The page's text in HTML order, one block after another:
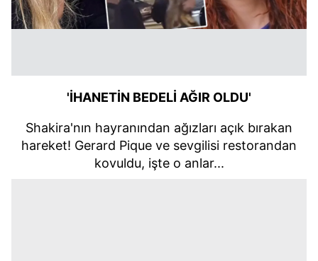
'İHANETİN BEDELİ AĞIR OLDU'
Shakira'nın hayranından ağızları açık bırakan
hareket! Gerard Pique ve sevgilisi restorandan
kovuldu, işte o anlar...